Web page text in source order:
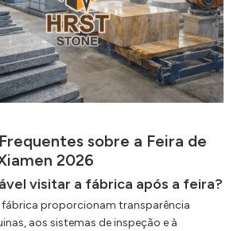
sobre a Feira de
2026
visitar a fábrica após a feira?
fábrica proporcionam transparência
aos sistemas de inspeção e à